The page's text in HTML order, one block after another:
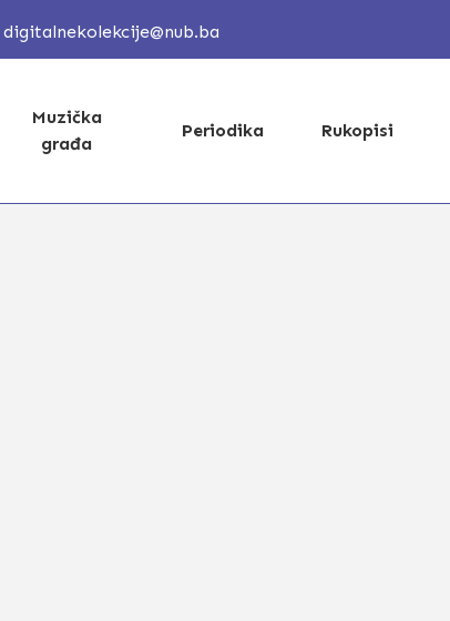
digitalnekolekcije@nub.ba
Muzička
građa
Periodika Rukopisi